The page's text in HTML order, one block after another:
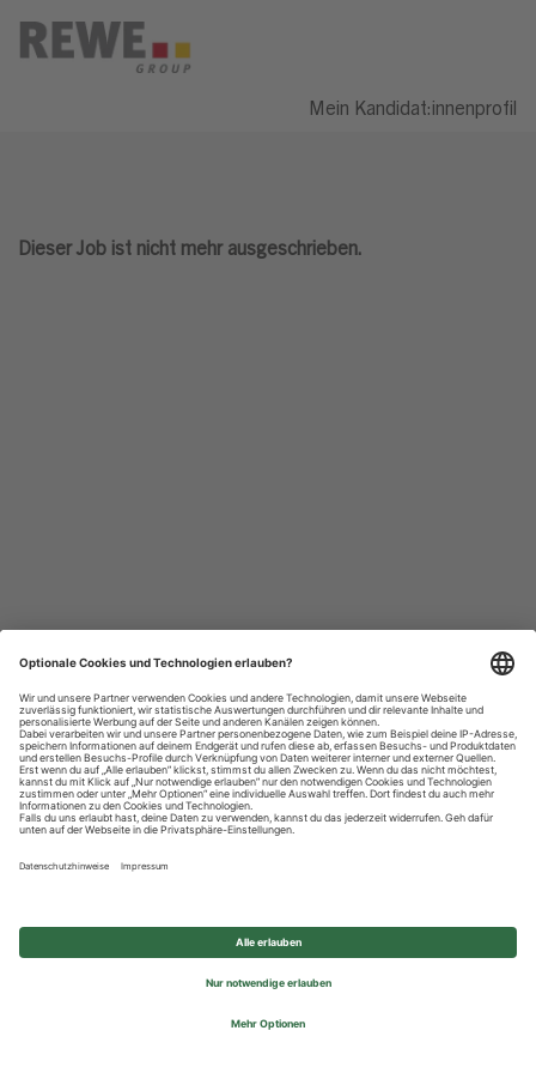
Mein Kandidat:innenprofil
Dieser Job ist nicht mehr ausgeschrieben.
Datenschutzhinweise
Impressum
Privatsphäre-Einstellungen
© 2026 REWE Group - All rights reserved